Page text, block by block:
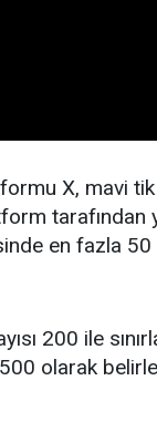
X, mavi tik
tarafından
en fazla 50
200 ile
olarak